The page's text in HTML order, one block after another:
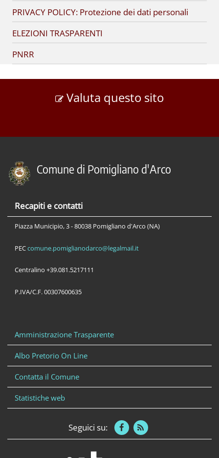
PRIVACY POLICY: Protezione dei dati personali
ELEZIONI TRASPARENTI
PNRR
Valuta questo sito
Comune di Pomigliano d'Arco
Recapiti e contatti
Piazza Municipio, 3 - 80038 Pomigliano d'Arco (NA)
PECcomune.pomiglianodarco@legalmail.it
Centralino +39.081.5217111
P.IVA/C.F. 00307600635
Amministrazione Trasparente
Albo Pretorio On Line
Contatta il Comune
Statistiche web
Seguici su: